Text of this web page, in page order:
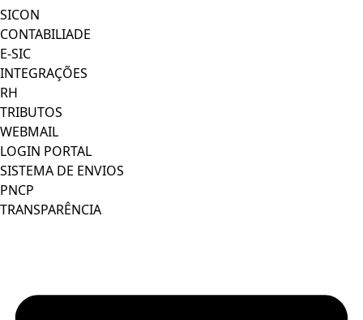
SICON
CONTABILIADE
E-SIC
INTEGRAÇÕES
RH
TRIBUTOS
WEBMAIL
LOGIN PORTAL
SISTEMA DE ENVIOS
PNCP
TRANSPARÊNCIA